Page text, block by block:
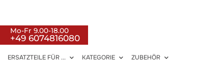
Mo-Fr 9.00-18.00
+49 6074816080
ERSATZTEILE FÜR ... KATEGORIE ZUBEHÖR